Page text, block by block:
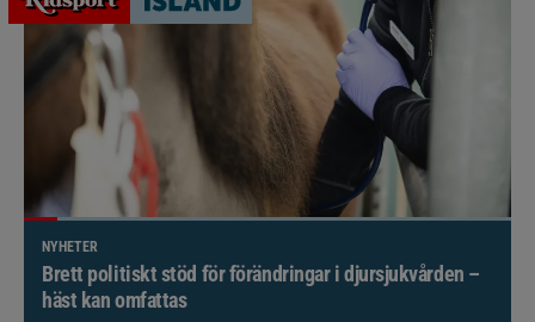
NYHETER
Brett politiskt stöd för förändringar i djursjukvården –
häst kan omfattas